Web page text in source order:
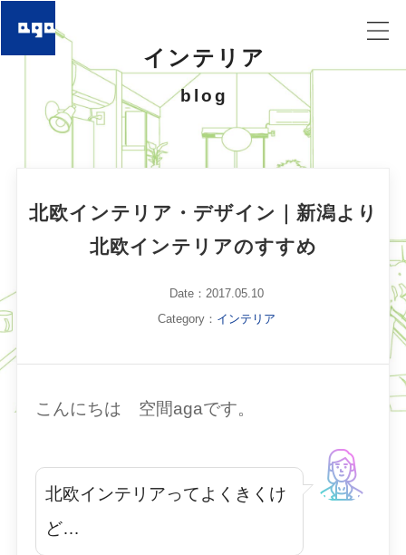
インテリア
blog
北欧インテリア・デザイン｜新潟より
北欧インテリアのすすめ
Date：2017.05.10
Category： インテリア
こんにちは 空間agaです。
北欧インテリアってよくきくけ
ど…